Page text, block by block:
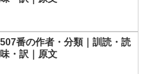
番の作者・分類｜訓読・読
・訳｜原文